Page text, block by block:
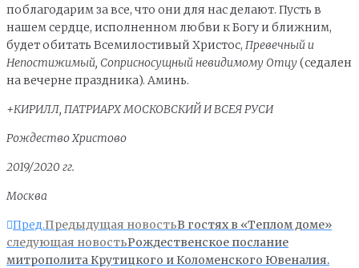
поблагодарим за все, что они для нас делают. Пусть в
нашем сердце, исполненном любви к Богу и ближним,
будет обитать Всемилостивый Христос, Превечный и
Непостижимый, Соприсносущный невидимому Отцу(седален
на вечерне праздника). Аминь.
+КИРИЛЛ, ПАТРИАРХ МОСКОВСКИЙ И ВСЕЯ РУСИ
Рождество Христово
2019/2020 гг.
Москва
Пред.Предыдущая новостьВ гостях в «Теплом доме»
следующая новостьРождественское послание
митрополита Крутицкого и Коломенского Ювеналия.